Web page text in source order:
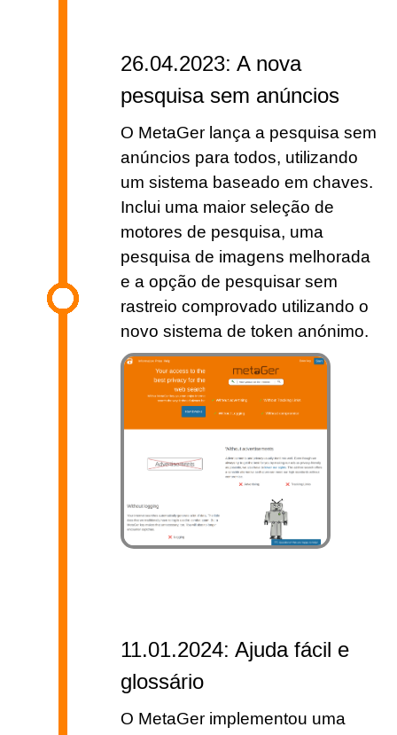
26.04.2023: A nova
pesquisa sem anúncios
O MetaGer lança a pesquisa sem
anúncios para todos, utilizando
um sistema baseado em chaves.
Inclui uma maior seleção de
motores de pesquisa, uma
pesquisa de imagens melhorada
e a opção de pesquisar sem
rastreio comprovado utilizando o
novo sistema de token anónimo.
11.01.2024: Ajuda fácil e
glossário
O MetaGer implementou uma